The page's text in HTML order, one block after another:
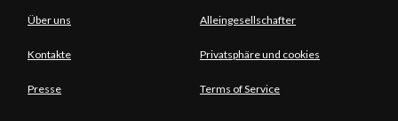
Über uns Alleingesellschafter
Kontakte Privatsphäre und cookies
Presse Terms of Service